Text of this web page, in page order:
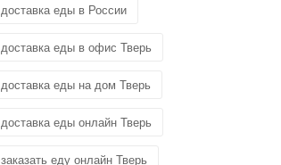
доставка еды в России
доставка еды в офис Тверь
доставка еды на дом Тверь
доставка еды онлайн Тверь
заказать еду онлайн Тверь